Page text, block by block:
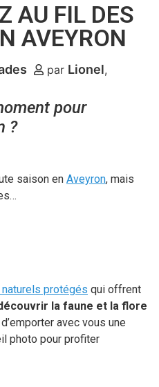
AU FIL DES
AVEYRON
par Lionel
pour
?
saison en Aveyron, mais
protégés qui offrent
la faune et la flore
avec vous une
photo pour profiter